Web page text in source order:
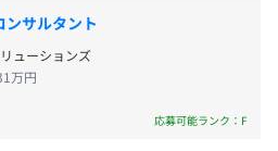
を底上げする教育インフラ
革命」を推進していくエン
ます！
サルタント
ューションズ
万円
応募可能ランク：F